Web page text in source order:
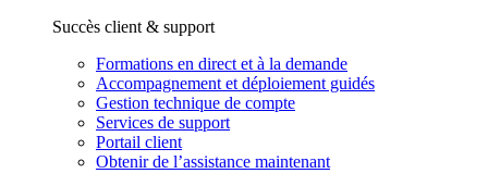
Succès client & support
Formations en direct et à la demande
Accompagnement et déploiement guidés
Gestion technique de compte
Services de support
Portail client
Obtenir de l’assistance maintenant